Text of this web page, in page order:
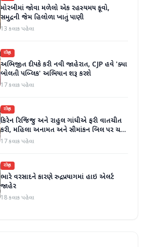
મોરબીમાં જોવા મળેલો એક રહસ્યમય કૂવો,
સમુદ્રની જેમ હિલોળા ખાતું પાણી
13 કલાક પહેલા
રાષ્ટ્રીય
અભિજીત દીપકે કરી નવી જાહેરાત, CJP હવે 'ક્યા
બોલતી પબ્લિક' અભિયાન શરૂ કરશે
17 કલાક પહેલા
રાષ્ટ્રીય
કિરેન રિજિજુ અને રાહુલ ગાંધીએ ફરી વાતચીત
કરી, મહિલા અનામત અને સીમાંકન બિલ પર ચર્ચા
કરી
17 કલાક પહેલા
રાષ્ટ્રીય
ભારે વરસાદને કારણે રુદ્રપ્રયાગમાં હાઇ એલર્ટ
જાહેર
18 કલાક પહેલા